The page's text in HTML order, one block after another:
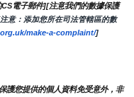
電子郵件][注意我們的數據保護
意：添加您所在司法管轄區的數
make-a-complaint/]
護您提供的個人資料免受意外，非